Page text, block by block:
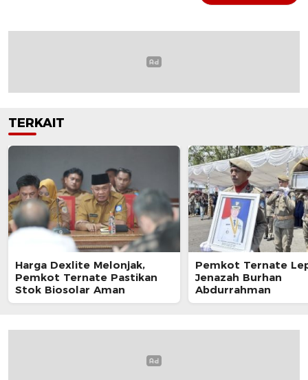
TERKAIT
Harga Dexlite Melonjak,
Pemkot Ternate Pastikan
Stok Biosolar Aman
Pemkot Ternate
Jenazah Burhan
Abdurrahman